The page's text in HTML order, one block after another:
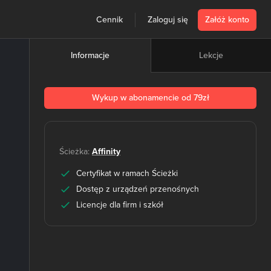
Cennik Zaloguj się Załóż konto
Informacje Lekcje
Wykup w abonamencie od 79zł
Ścieżka: Affinity
Certyfikat w ramach Ścieżki
Dostęp z urządzeń przenośnych
Licencje dla firm i szkół